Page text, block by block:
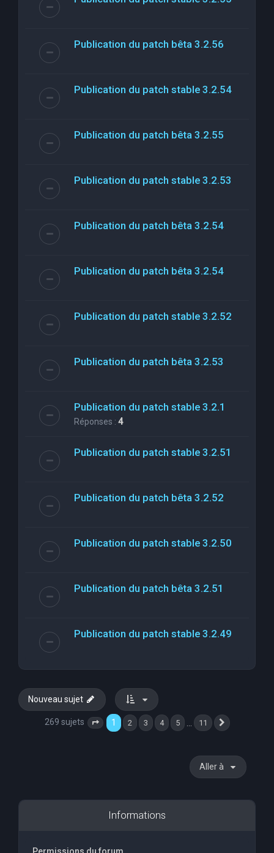
Publication du patch bêta 3.2.56
Publication du patch stable 3.2.54
Publication du patch bêta 3.2.55
Publication du patch stable 3.2.53
Publication du patch bêta 3.2.54
Publication du patch bêta 3.2.54
Publication du patch stable 3.2.52
Publication du patch bêta 3.2.53
Publication du patch stable 3.2.1
Réponses : 4
Publication du patch stable 3.2.51
Publication du patch bêta 3.2.52
Publication du patch stable 3.2.50
Publication du patch bêta 3.2.51
Publication du patch stable 3.2.49
Nouveau sujet
269 sujets Page 1 sur11
1 2 3 4 5 11
Aller à
Informations